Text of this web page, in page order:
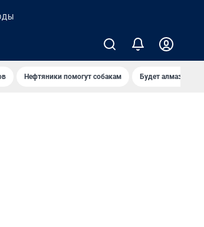
Нефтяники помогут собакам Будет алмазный